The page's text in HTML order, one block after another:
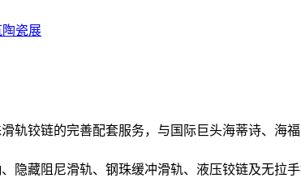
瓷展
轨铰链的完善配套服务，与国际巨头海蒂诗、海
隐藏阻尼滑轨、钢珠缓冲滑轨、液压铰链及无拉